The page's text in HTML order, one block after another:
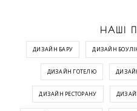
НАШІ
ДИЗАЙН БАРУ ДИЗАЙН
ДИЗАЙН ГОТЕЛЮ
ДИЗАЙН РЕСТОРАНУ